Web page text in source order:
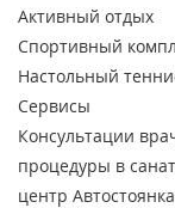
Активный отдых
Спортивный
Настольный
Сервисы
Консультации
процедуры в
центр Автостоянка